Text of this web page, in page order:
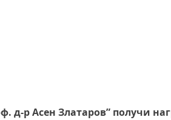
д-р Асен Златаров” получи